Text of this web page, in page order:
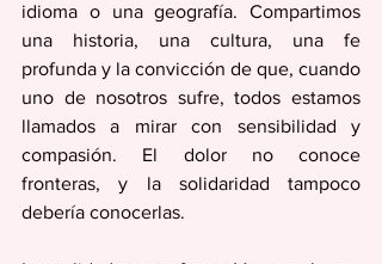
idioma o una geografía. Compartimos
una historia, una cultura, una fe
profunda y la convicción de que, cuando
uno de nosotros sufre, todos estamos
llamados a mirar con sensibilidad y
compasión. El dolor no conoce
fronteras, y la solidaridad tampoco
debería conocerlas.